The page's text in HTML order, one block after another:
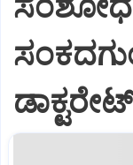
ಡಾಕ್ಟರೇಟ್